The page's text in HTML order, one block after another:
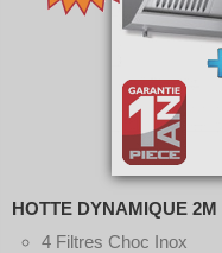
HOTTE DYNAMIQUE 2M
4 Filtres Choc Inox